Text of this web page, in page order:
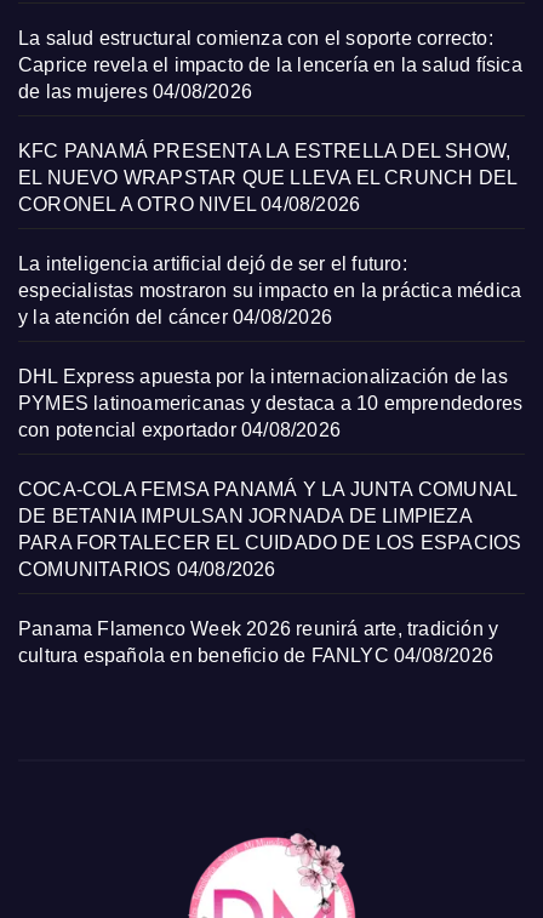
La salud estructural comienza con el soporte correcto:
Caprice revela el impacto de la lencería en la salud física
de las mujeres 04/08/2026
KFC PANAMÁ PRESENTA LA ESTRELLA DEL SHOW,
EL NUEVO WRAPSTAR QUE LLEVA EL CRUNCH DEL
CORONEL A OTRO NIVEL 04/08/2026
La inteligencia artificial dejó de ser el futuro:
especialistas mostraron su impacto en la práctica médica
y la atención del cáncer 04/08/2026
DHL Express apuesta por la internacionalización de las
PYMES latinoamericanas y destaca a 10 emprendedores
con potencial exportador 04/08/2026
COCA-COLA FEMSA PANAMÁ Y LA JUNTA COMUNAL
DE BETANIA IMPULSAN JORNADA DE LIMPIEZA
PARA FORTALECER EL CUIDADO DE LOS ESPACIOS
COMUNITARIOS 04/08/2026
Panama Flamenco Week 2026 reunirá arte, tradición y
cultura española en beneficio de FANLYC 04/08/2026